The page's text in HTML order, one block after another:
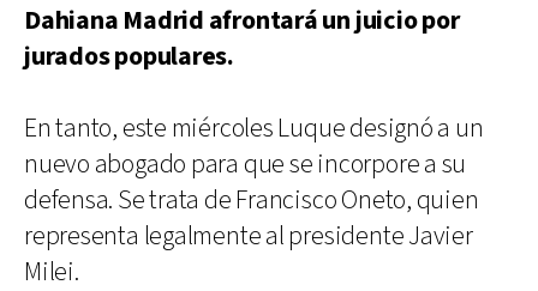
Dahiana Madrid afrontará un juicio por
jurados populares.
En tanto, este miércoles Luque designó a un
nuevo abogado para que se incorpore a su
defensa. Se trata de Francisco Oneto, quien
representa legalmente al presidente Javier
Milei.